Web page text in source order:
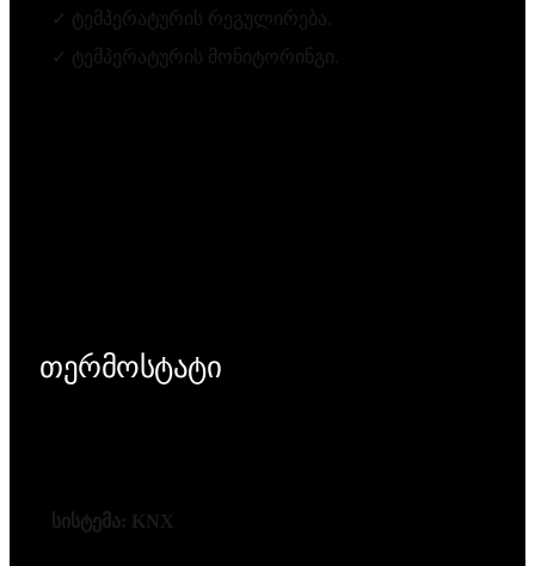
✓ ტემპერატურის რეგულირება.
✓ ტემპერატურის მონიტორინგი.
თერმოსტატი
სისტემა: KNX